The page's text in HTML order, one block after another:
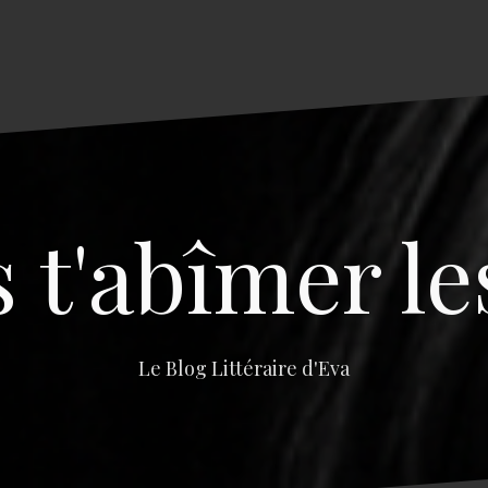
t'abîmer
Le Blog Littéraire d'Eva